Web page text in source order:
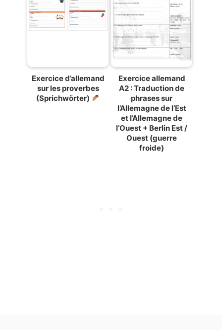
Exercice d’allemand
sur les proverbes
(Sprichwörter)
Exercice allemand
A2 : Traduction de
phrases sur
l’Allemagne de l’Est
et l’Allemagne de
l’Ouest + Berlin Est /
Ouest (guerre
froide)